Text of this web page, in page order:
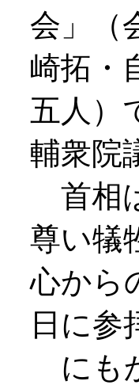
会」（
崎拓・
五人）
輔衆院
首相
尊い犠
心から
日に参
にも